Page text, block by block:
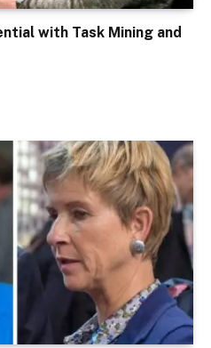
with Task Mining and